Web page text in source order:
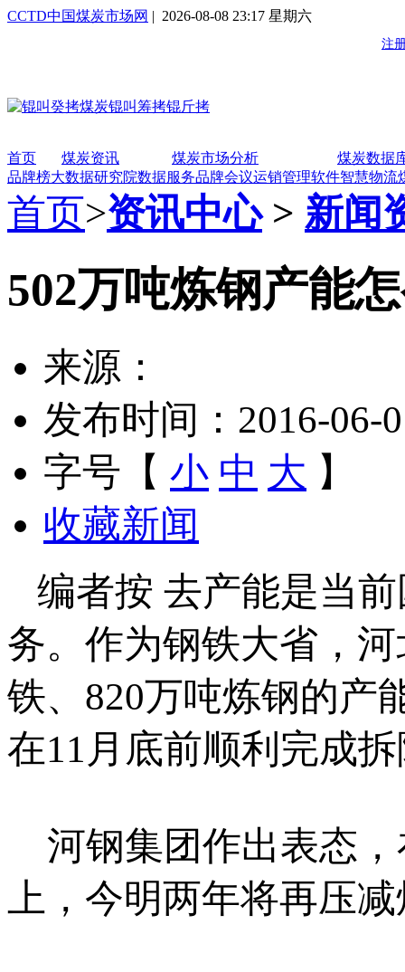
CCTD中国煤炭市场网 | 2026-08-08 23:17 星期六
首页 煤炭资讯 煤炭市场分析
煤炭数据
品牌榜大数据研究院数据服务品牌会议运销管理软件智慧物流
首页>资讯中心> 新闻
502万吨炼钢产能
来源：
发布时间：2016-06-
字号【 小 中 大 】
收藏新闻
编者按 去产能是当
务。作为钢铁大省，
铁、820万吨炼钢的产
在11月底前顺利完成
河钢集团作出表态，
上，今明两年将再压